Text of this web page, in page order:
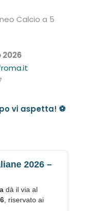
Calcio a 5
vi aspetta! ⚽
2026 –
dà il via al
, riservato ai